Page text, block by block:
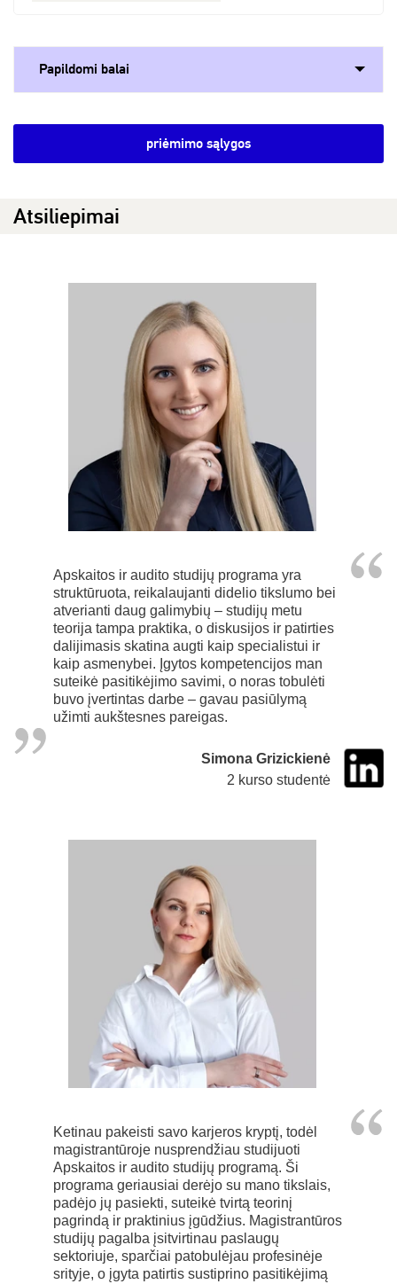
Papildomi balai
priėmimo sąlygos
Atsiliepimai
Apskaitos ir audito studijų programa yra
struktūruota, reikalaujanti didelio tikslumo bei
atverianti daug galimybių – studijų metu
teorija tampa praktika, o diskusijos ir patirties
dalijimasis skatina augti kaip specialistui ir
kaip asmenybei. Įgytos kompetencijos man
suteikė pasitikėjimo savimi, o noras tobulėti
buvo įvertintas darbe – gavau pasiūlymą
užimti aukštesnes pareigas.
Simona Grizickienė
2 kurso studentė
Ketinau pakeisti savo karjeros kryptį, todėl
magistrantūroje nusprendžiau studijuoti
Apskaitos ir audito studijų programą. Ši
programa geriausiai derėjo su mano tikslais,
padėjo jų pasiekti, suteikė tvirtą teorinį
pagrindą ir praktinius įgūdžius. Magistrantūros
studijų pagalba įsitvirtinau paslaugų
sektoriuje, sparčiai patobulėjau profesinėje
srityje, o įgyta patirtis sustiprino pasitikėjimą